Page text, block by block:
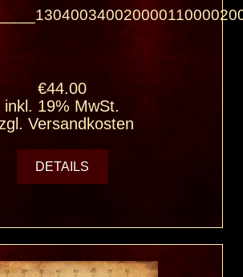
€44.00
inkl. 19% MwSt.
Versandkosten
DETAILS